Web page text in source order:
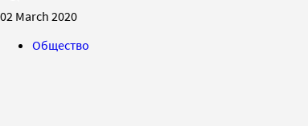
02 March 2020
Общество